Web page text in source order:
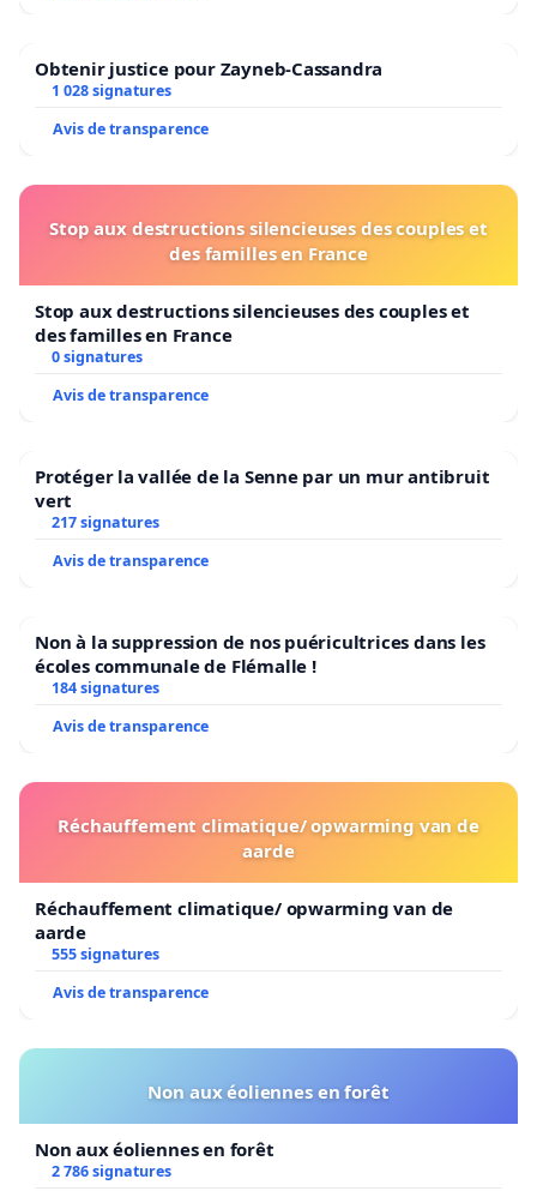
Obtenir justice pour Zayneb-Cassandra
1 028 signatures
Avis de transparence
Stop aux destructions silencieuses des couples et
des familles en France
Stop aux destructions silencieuses des couples et
des familles en France
0 signatures
Avis de transparence
Protéger la vallée de la Senne par un mur antibruit
vert
217 signatures
Avis de transparence
Non à la suppression de nos puéricultrices dans les
écoles communale de Flémalle !
184 signatures
Avis de transparence
Réchauffement climatique/ opwarming van de
aarde
Réchauffement climatique/ opwarming van de
aarde
555 signatures
Avis de transparence
Non aux éoliennes en forêt
Non aux éoliennes en forêt
2 786 signatures